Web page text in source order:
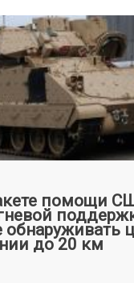
помощи
до 20 км